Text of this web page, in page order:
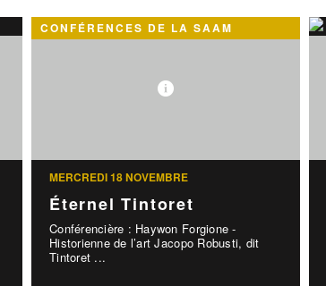
CONFÉRENCES DE LA SAAM
MERCREDI 18 NOVEMBRE
Éternel Tintoret
Conférencière : Haywon Forgione -
Historienne de l’art Jacopo Robusti, dit
Tintoret ...